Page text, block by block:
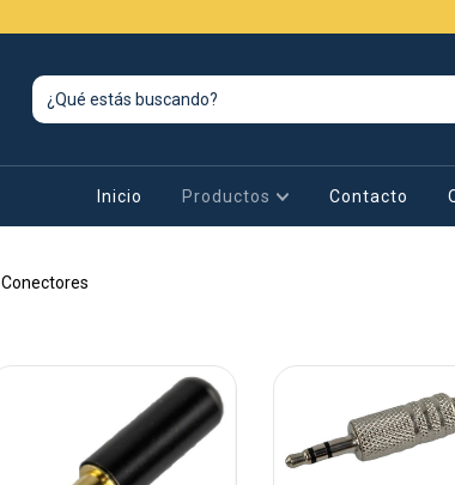
Inicio Productos Contacto
Conectores